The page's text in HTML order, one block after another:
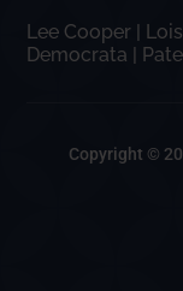
Lee Cooper | Lois
Democrata |
Copyright ©